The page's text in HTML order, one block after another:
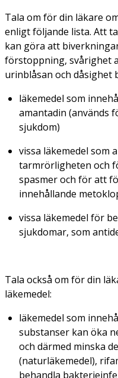
Tala om för din läkare
enligt följande lista. Att
kan göra att
förstoppning, svårighet
urinblåsan och dåsighet
läkemedel som
amantadin (används
sjukdom)
vissa läkemedel som
tarmrörligheten och
spasmer och för att
innehållande
vissa läkemedel för
sjukdomar, som
Tala också om för din
läkemedel:
läkemedel som
substanser kan öka
och därmed minska
(naturläkemedel),
behandla